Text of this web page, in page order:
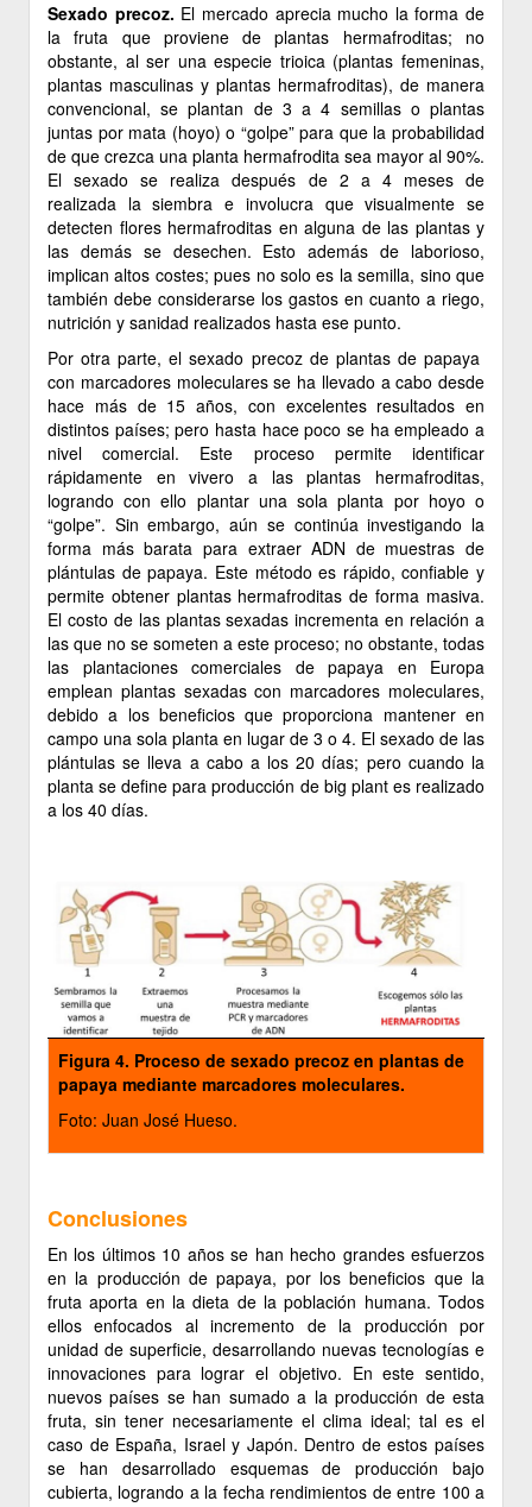
Sexado precoz. El mercado aprecia mucho la forma de
la fruta que proviene de plantas hermafroditas; no
obstante, al ser una especie trioica (plantas femeninas,
plantas masculinas y plantas hermafroditas), de manera
convencional, se plantan de 3 a 4 semillas o plantas
juntas por mata (hoyo) o “golpe” para que la probabilidad
de que crezca una planta hermafrodita sea mayor al 90%.
El sexado se realiza después de 2 a 4 meses de
realizada la siembra e involucra que visualmente se
detecten flores hermafroditas en alguna de las plantas y
las demás se desechen. Esto además de laborioso,
implican altos costes; pues no solo es la semilla, sino que
también debe considerarse los gastos en cuanto a riego,
nutrición y sanidad realizados hasta ese punto.
Por otra parte, el sexado precoz de plantas de papaya
con marcadores moleculares se ha llevado a cabo desde
hace más de 15 años, con excelentes resultados en
distintos países; pero hasta hace poco se ha empleado a
nivel comercial. Este proceso permite identificar
rápidamente en vivero a las plantas hermafroditas,
logrando con ello plantar una sola planta por hoyo o
“golpe”. Sin embargo, aún se continúa investigando la
forma más barata para extraer ADN de muestras de
plántulas de papaya. Este método es rápido, confiable y
permite obtener plantas hermafroditas de forma masiva.
El costo de las plantas sexadas incrementa en relación a
las que no se someten a este proceso; no obstante, todas
las plantaciones comerciales de papaya en Europa
emplean plantas sexadas con marcadores moleculares,
debido a los beneficios que proporciona mantener en
campo una sola planta en lugar de 3 o 4. El sexado de las
plántulas se lleva a cabo a los 20 días; pero cuando la
planta se define para producción de big plant es realizado
a los 40 días.
Figura 4. Proceso de sexado precoz en plantas de
papaya mediante marcadores moleculares.
Foto: Juan José Hueso.
Conclusiones
En los últimos 10 años se han hecho grandes esfuerzos
en la producción de papaya, por los beneficios que la
fruta aporta en la dieta de la población humana. Todos
ellos enfocados al incremento de la producción por
unidad de superficie, desarrollando nuevas tecnologías e
innovaciones para lograr el objetivo. En este sentido,
nuevos países se han sumado a la producción de esta
fruta, sin tener necesariamente el clima ideal; tal es el
caso de España, Israel y Japón. Dentro de estos países
se han desarrollado esquemas de producción bajo
cubierta, logrando a la fecha rendimientos de entre 100 a